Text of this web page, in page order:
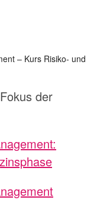
– Kurs Risiko- und
der